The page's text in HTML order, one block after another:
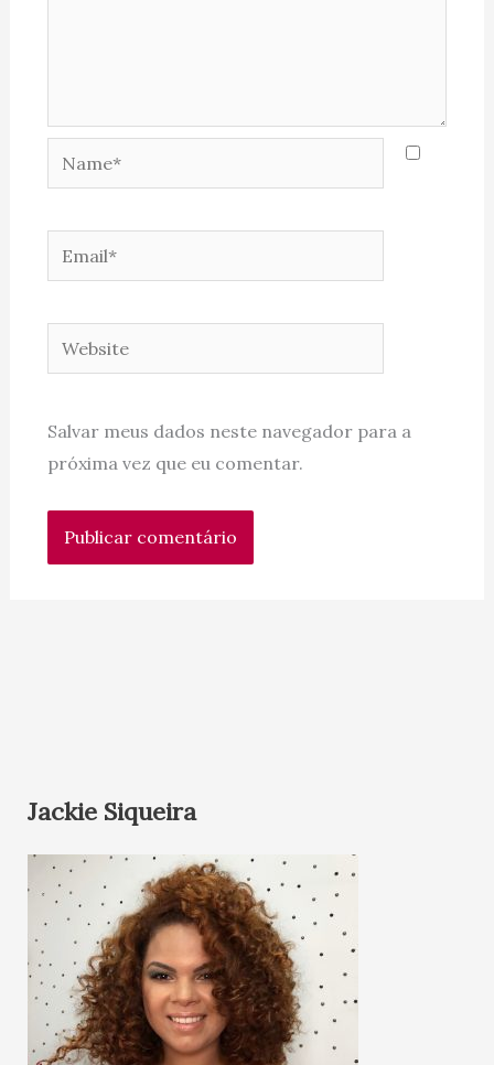
Name*
Email*
Website
Salvar meus dados neste navegador para a
próxima vez que eu comentar.
Jackie Siqueira